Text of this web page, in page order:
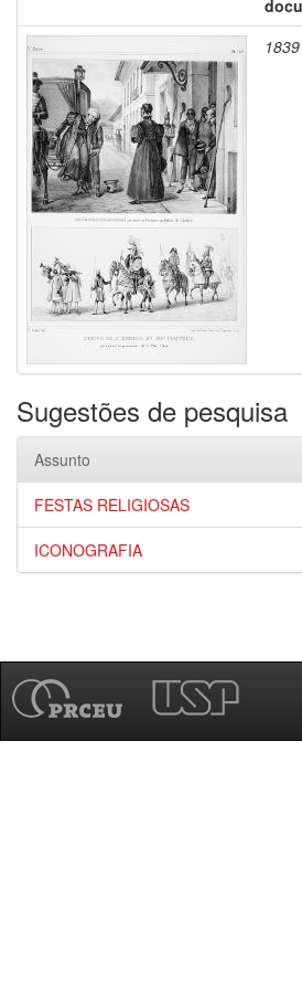
1839
Sugestões de pesquisa
Assunto
FESTAS RELIGIOSAS
ICONOGRAFIA